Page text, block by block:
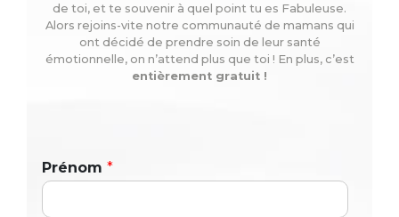
de toi, et te souvenir à quel point tu es Fabuleuse.
Alors rejoins-vite notre communauté de mamans qui
ont décidé de prendre soin de leur santé
émotionnelle, on n’attend plus que toi ! En plus, c’est
entièrement gratuit !
Prénom *